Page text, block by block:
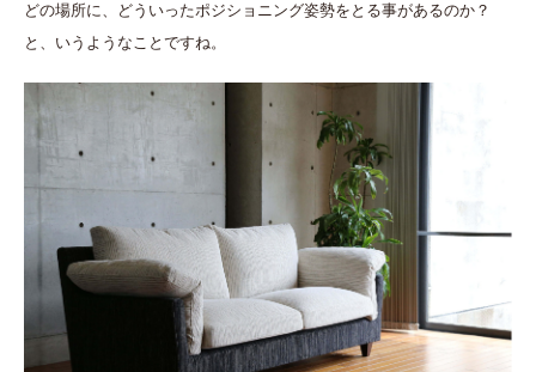
どの場所に、どういったポジショニング姿勢をとる事があるのか？
と、いうようなことですね。